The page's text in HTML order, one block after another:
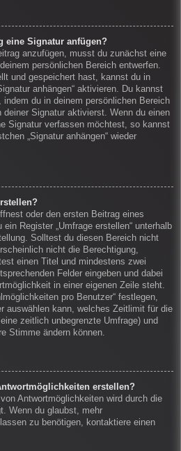
eine Signatur anfügen?
anzufügen, musst du zunächst eine
persönlichen Bereich entwerfen.
und gespeichert hast, kannst du in
anhängen“ aktivieren. Du kannst
du in deinem persönlichen Bereich
deiner Signatur aktivierst. Wenn du einen
Signatur verfassen möchtest, so kannst
„Signatur anhängen“ wieder
oder den ersten Beitrag eines
Register „Umfrage erstellen“ unterhalb
Solltest du diesen Bereich nicht
nicht die Berechtigung,
einen Titel und mindestens zwei
Felder eingeben und dabei
in einer eigenen Zeile steht.
pro Benutzer“ festlegen,
auswählen kann, welches Zeitlimit für die
zeitlich unbegrenzte Umfrage) und
Stimme ändern können.
erstellen?
Antwortmöglichkeiten wird durch die
Wenn du glaubst, mehr
zu benötigen, kontaktiere einen